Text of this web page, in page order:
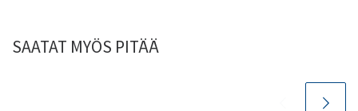
SAATAT MYÖS PITÄÄ